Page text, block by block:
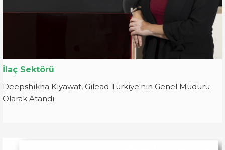
İlaç Sektörü
Deepshikha Kiyawat, Gilead Türkiye'nin Genel Müdürü
Olarak Atandı